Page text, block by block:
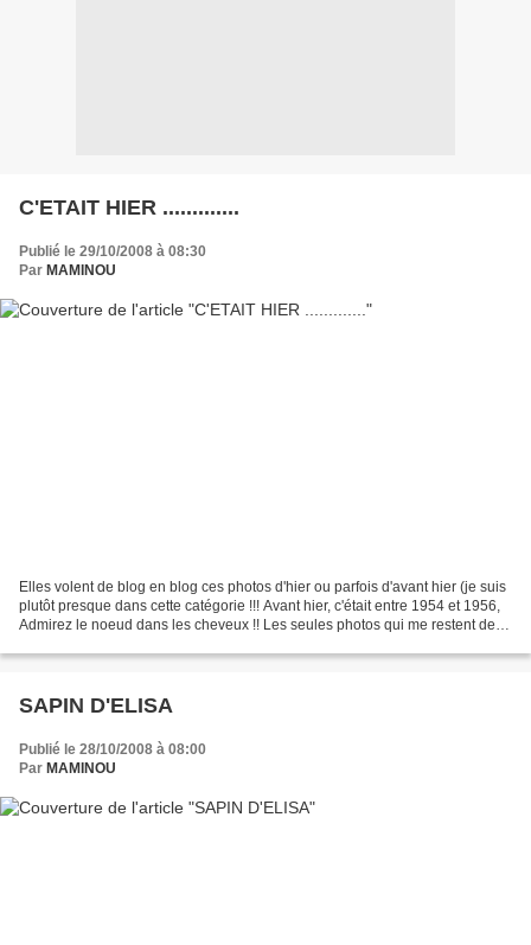
C'ETAIT HIER .............
Publié le 29/10/2008 à 08:30
Par MAMINOU
Elles volent de blog en blog ces photos d'hier ou parfois d'avant hier (je suis
plutôt presque dans cette catégorie !!! Avant hier, c'était entre 1954 et 1956,
Admirez le noeud dans les cheveux !! Les seules photos qui me restent de
SAPIN D'ELISA
Publié le 28/10/2008 à 08:00
Par MAMINOU